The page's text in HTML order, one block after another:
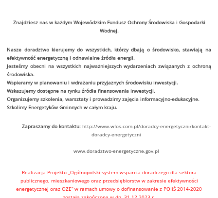
Znajdziesz nas w każdym Wojewódzkim Fundusz Ochrony Środowiska i Gospodarki
Wodnej.
Nasze doradztwo kierujemy do wszystkich, którzy dbają o środowisko, stawiają na
efektywność energetyczną i odnawialne źródła energii.
Jesteśmy obecni na wszystkich najważniejszych wydarzeniach związanych z ochroną
środowiska.
Wspieramy w planowaniu i wdrażaniu przyjaznych środowisku inwestycji.
Wskazujemy dostępne na rynku źródła finansowania inwestycji.
Organizujemy szkolenia, warsztaty i prowadzimy zajęcia informacyjno-edukacyjne.
Szkolimy Energetyków Gminnych w całym kraju.
Zapraszamy do kontaktu: http://www.wfos.com.pl/doradcy-energetyczni/kontakt-
doradcy-energetyczni
www.doradztwo-energetyczne.gov.pl
Realizacja Projektu „Ogólnopolski system wsparcia doradczego dla sektora
publicznego, mieszkaniowego oraz przedsiębiorstw w zakresie efektywności
energetycznej oraz OZE” w ramach umowy o dofinansowanie z POIiŚ 2014-2020